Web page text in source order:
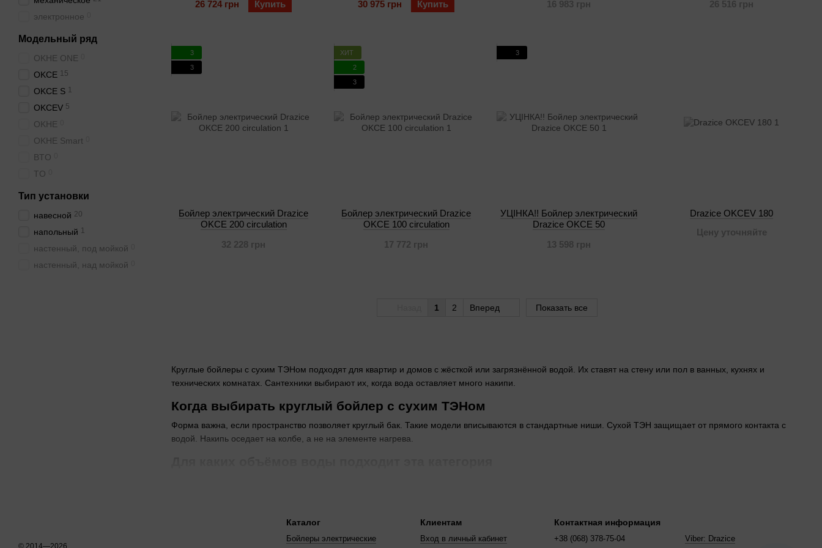
Круглые бойлеры с сухим ТЭНом подходят для квартир и домов с жёсткой или загрязнённой водой. Их ставят на стену или пол в ванных, кухнях и
технических комнатах. Сантехники выбирают их, когда вода оставляет много накипи.
Когда выбирать круглый бойлер с сухим ТЭНом
Форма важна, если пространство позволяет круглый бак. Такие модели вписываются в стандартные ниши. Сухой ТЭН защищает от прямого контакта с
водой. Накипь оседает на колбе, а не на элементе нагрева.
Когда выбирать вертикальную или горизонтальную установку
Вертикальный монтаж экономит пол. Горизонтальный удобен под потолком.Горизонтальные моделиставят там, где стена занята. Навесные крепят на
26 724 грн
Купить
30 975 грн
Купить
16 983 грн
26 516 грн
3
3
Бойлер электрический Drazice
OKCE 200 circulation
32 228 грн
ХИТ
2
3
Бойлер электрический Drazice
OKCE 100 circulation
17 772 грн
3
УЦІНКА!! Бойлер электрический
Drazice OKCE 50
13 598 грн
Drazice OKCEV 180
Цену уточняйте
1 2 Вперед Показать все
электронное
Модельный ряд
OKHE ONE
OKCE 15
OKCE S 1
OKCEV 5
OKHE
OKHE Smart
BTO
TO
Тип установки
навесной 20
напольный 1
настенный, под мойкой
настенный, над мойкой
© 2014—2026
Каталог
Бойлеры электрические
Клиентам
Вход в личный кабинет
Контактная информация
+38 (068) 378-75-04 Viber: Drazice